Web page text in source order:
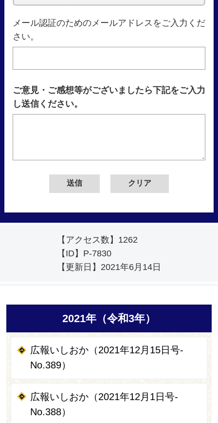
メール認証のためのメールアドレスをご入力くだ
さい。
ご意見・ご感想等がございましたら下記をご入力
し送信ください。
【アクセス数】 1262
【ID】 P-7830
【更新日】 2021年6月14日
2021年（令和3年）
広報いしおか（2021年12月15日号-
No.389）
広報いしおか（2021年12月1日号-
No.388）